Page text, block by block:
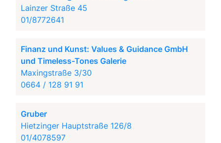
Lainzer Straße 45
01/8772641
Finanz und Kunst: Values & Guidance GmbH
und Timeless-Tones Galerie
Maxingstraße 3/30
0664 / 128 91 91
Gruber
Hietzinger Hauptstraße 126/8
01/4078597